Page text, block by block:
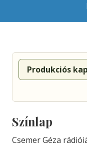
Produkciós
Színlap
Csemer Géza